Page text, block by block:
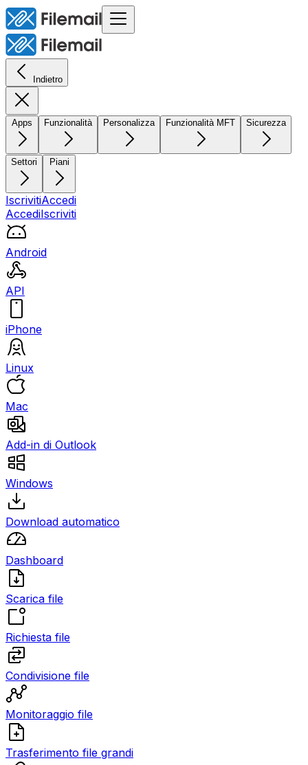
Indietro
Apps Funzionalità Personalizza Funzionalità MFT Sicurezza
Settori Piani
IscrivitiAccedi
AccediIscriviti
Android
API
iPhone
Linux
Mac
Add-in di Outlook
Windows
Download automatico
Dashboard
Scarica file
Richiesta file
Condivisione file
Monitoraggio file
Trasferimento file grandi